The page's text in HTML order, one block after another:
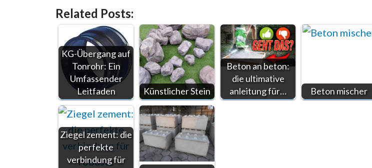
Related Posts:
KG-Übergang auf
Tonrohr: Ein
Umfassender
Leitfaden
Künstlicher Stein
Beton an beton:
die ultimative
anleitung für…
Beton mischer
Ziegel zement: die
perfekte
verbindung für